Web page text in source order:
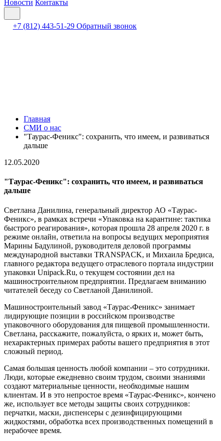
Новости Контакты
+7 (812) 443-51-29 Обратный звонок
Главная
СМИ о нас
"Таурас-Феникс": сохранить, что имеем, и развиваться
дальше
12.05.2020
"Таурас-Феникс": сохранить, что имеем, и развиваться
дальше
Светлана Данилина, генеральный директор АО «Таурас-
Феникс», в рамках встречи «Упаковка на карантине: тактика
быстрого реагирования», которая прошла 28 апреля 2020 г. в
режиме онлайн, ответила на вопросы ведущих мероприятия
Марины Бадулиной, руководителя деловой программы
международной выставки TRANSPACK, и Михаила Бредиса,
главного редактора ведущего отраслевого портала индустрии
упаковки Unipack.Ru, о текущем состоянии дел на
машиностроительном предприятии. Предлагаем вниманию
читателей беседу со Светланой Данилиной.
Машиностроительный завод «Таурас-Феникс» занимает
лидирующие позиции в российском производстве
упаковочного оборудования для пищевой промышленности.
Светлана, расскажите, пожалуйста, о ярких и, может быть,
нехарактерных примерах работы вашего предприятия в этот
сложный период.
Самая большая ценность любой компании – это сотрудники.
Люди, которые ежедневно своим трудом, своими знаниями
создают материальные ценности, необходимые нашим
клиентам. И в это непростое время «Таурас-Феникс», кончено
же, использует все методы защиты своих сотрудников:
перчатки, маски, диспенсеры с дезинфицирующими
жидкостями, обработка всех производственных помещений в
нерабочее время.